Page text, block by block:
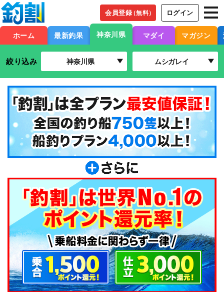
会員登録（無料） ログイン
ホーム 最新釣果 神奈川県 マダイ マガジン
絞り込み 神奈川県 ムシガレイ